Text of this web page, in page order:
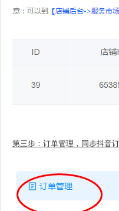
第三步：订单管理，同步抖音